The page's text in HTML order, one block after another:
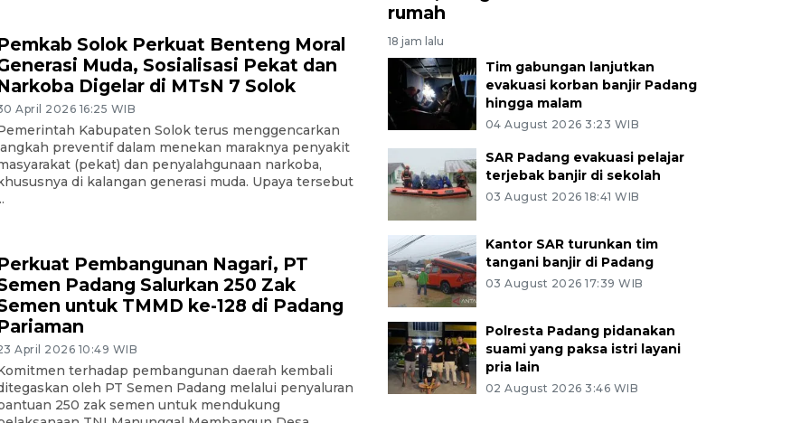
Solok Perkuat Benteng Moral
Muda, Sosialisasi Pekat dan
Digelar di MTsN 7 Solok
April 2026 16:25 WIB
Kabupaten Solok terus menggencarkan
preventif dalam menekan maraknya penyakit
(pekat) dan penyalahgunaan narkoba,
di kalangan generasi muda. Upaya tersebut
Pembangunan Nagari, PT
Padang Salurkan 250 Zak
untuk TMMD ke-128 di Padang
April 2026 10:49 WIB
terhadap pembangunan daerah kembali
oleh PT Semen Padang melalui penyaluran
250 zak semen untuk mendukung
rumah
18 jam lalu
Tim gabungan lanjutkan
evakuasi korban banjir Padang
hingga malam
04 August 2026 3:23 WIB
SAR Padang evakuasi pelajar
terjebak banjir di sekolah
03 August 2026 18:41 WIB
Kantor SAR turunkan tim
tangani banjir di Padang
03 August 2026 17:39 WIB
Polresta Padang pidanakan
suami yang paksa istri layani
pria lain
02 August 2026 3:46 WIB